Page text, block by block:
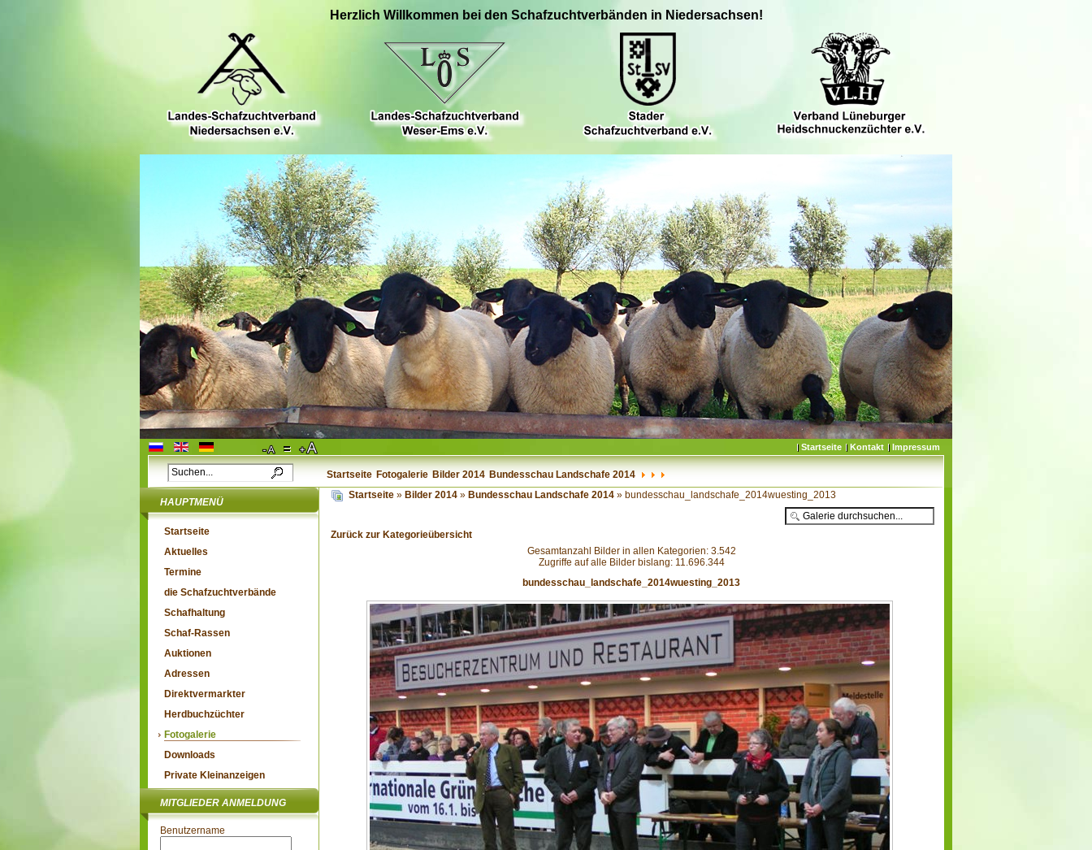
Herzlich Willkommen bei den Schafzuchtverbänden in Niedersachsen!
Impressum
Kontakt
Startseite
Startseite Fotogalerie Bilder 2014 Bundesschau Landschafe 2014
HAUPTMENÜ
Startseite
Aktuelles
Termine
die Schafzuchtverbände
Schafhaltung
Schaf-Rassen
Auktionen
Adressen
Direktvermarkter
Herdbuchzüchter
Fotogalerie
Downloads
Private Kleinanzeigen
MITGLIEDER ANMELDUNG
Benutzername
Startseite » Bilder 2014 » Bundesschau Landschafe 2014 » bundesschau_landschafe_2014wuesting_2013
Zurück zur Kategorieübersicht
Gesamtanzahl Bilder in allen Kategorien: 3.542
Zugriffe auf alle Bilder bislang: 11.696.344
bundesschau_landschafe_2014wuesting_2013